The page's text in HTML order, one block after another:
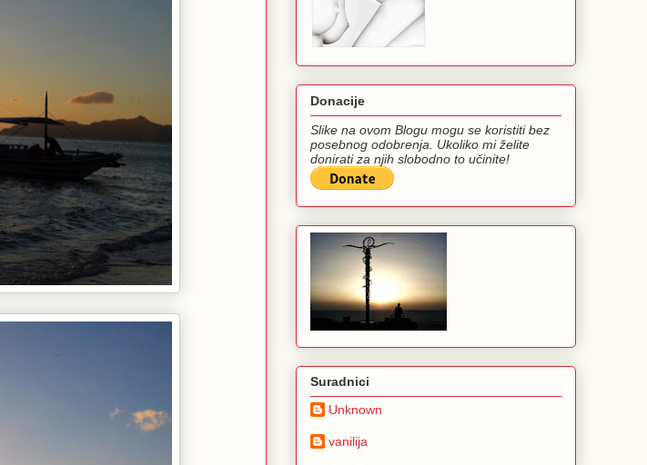
Donacije
Slike na ovom Blogu mogu se koristiti bez
posebnog odobrenja. Ukoliko mi želite
donirati za njih slobodno to učinite!
Suradnici
Unknown
vanilija